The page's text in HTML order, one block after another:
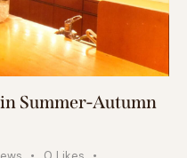
Summer-Autumn